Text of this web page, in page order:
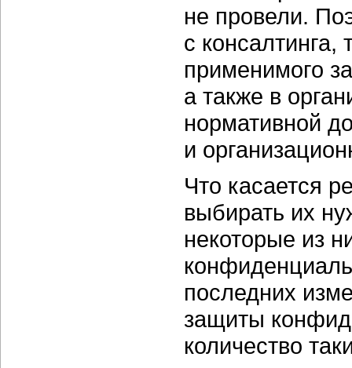
не провели.
с
применимого
а также в
нормативной
и
Что касается
выбирать их
некоторые из
последних
защиты
количество